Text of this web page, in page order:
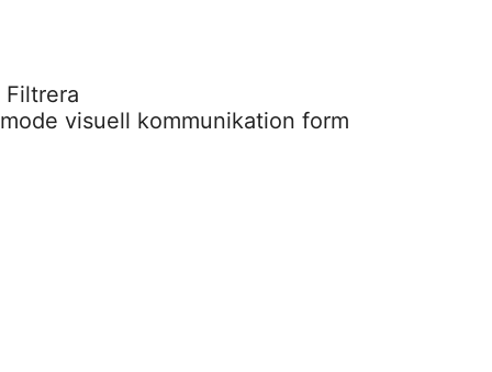
Filtrera
mode visuell kommunikation form